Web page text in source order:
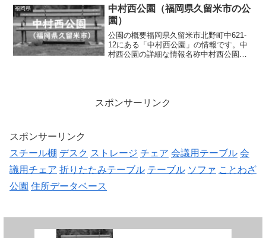
ブランコ、鉄棒、ジャングルジム、砂
場、コンクリー...
福岡県
中村西公園（福岡県久留米市の公
園）
公園の概要福岡県久留米市北野町中621-
12にある「中村西公園」の情報です。中
村西公園の詳細な情報名称中村西公園所
スポンサーリンク
スポンサーリンク
スチール棚 デスク ストレージ チェア 会議用テーブル 会
議用チェア 折りたたみテーブル テーブル ソファ ことわざ
公園 住所データベース